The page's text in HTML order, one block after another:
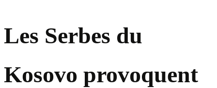
Les Serbes du
Kosovo provoquent